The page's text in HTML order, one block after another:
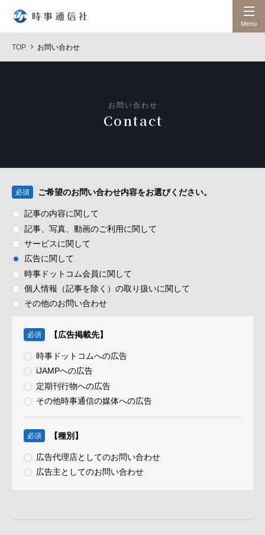
Menu
TOP お問い合わせ
お問い合わせ
Contact
必須 ご希望のお問い合わせ内容をお選びください。
記事の内容に関して
記事、写真、動画のご利用に関して
サービスに関して
広告に関して
時事ドットコム会員に関して
個人情報（記事を除く）の取り扱いに関して
その他のお問い合わせ
必須 【広告掲載先】
時事ドットコムへの広告
iJAMPへの広告
定期刊行物への広告
その他時事通信の媒体への広告
必須 【種別】
広告代理店としてのお問い合わせ
広告主としてのお問い合わせ